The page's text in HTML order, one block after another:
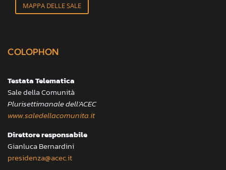
MAPPA DELLE SALE
COLOPHON
Testata Telematica
Sale della Comunità
Plurisettimanale dell’ACEC
www.saledellacomunita.it
Direttore responsabile
Gianluca Bernardini
presidenza@acec.it